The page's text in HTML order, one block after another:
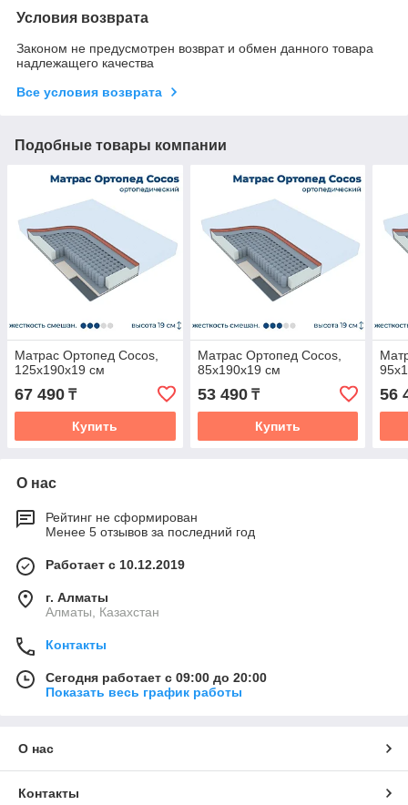
Условия возврата
Законом не предусмотрен возврат и обмен данного товара
надлежащего качества
Все условия возврата
Подобные товары компании
Матрас Ортопед Cocos,
125x190x19 см
67 490 ₸
Купить
Матрас Ортопед Cocos,
85x190x19 см
53 490₸
Купить
56
О нас
Рейтинг не сформирован
Менее 5 отзывов за последний год
Работает с 10.12.2019
г. Алматы
Алматы, Казахстан
Контакты
Сегодня работает с 09:00 до 20:00
Показать весь график работы
О нас
Контакты